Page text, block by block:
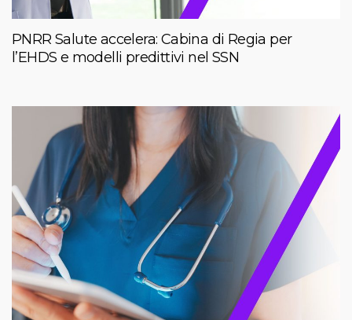
PNRR Salute accelera: Cabina di Regia per
l’EHDS e modelli predittivi nel SSN